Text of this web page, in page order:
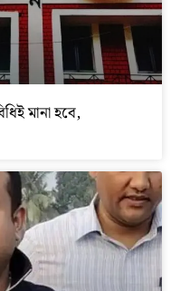
মানা হবে,